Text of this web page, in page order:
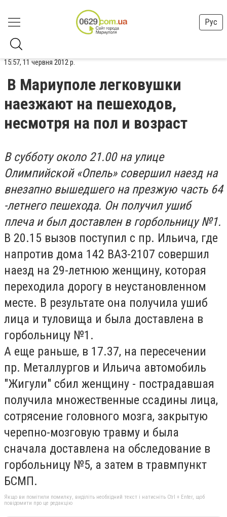
Рус
15:57, 11 червня 2012 р.
В Мариуполе легковушки
наезжают на пешеходов,
несмотря на пол и возраст
В субботу около 21.00 на улице
Олимпийской «Опель» совершил наезд на
внезапно вышедшего на презжую часть 64
-летнего пешехода. Он получил ушиб
плеча и был доставлен в горбольницу №1.
В 20.15 вызов поступил с пр. Ильича, где
напротив дома 142 ВАЗ-2107 совершил
наезд на 29-летнюю женщину, которая
переходила дорогу в неустановленном
месте. В результате она получила ушиб
лица и туловища и была доставлена в
горбольницу №1.
А еще раньше, в 17.37, на пересечении
пр. Металлургов и Ильича автомобиль
"Жигули" сбил женщину - пострадавшая
получила множественные ссадины лица,
сотрясение головного мозга, закрытую
черепно-мозговую травму и была
сначала доставлена на обследование в
горбольницу №5, а затем в травмпункт
БСМП.
Якщо ви помітили помилку, виділіть необхідний текст і натисніть Ctrl + Enter, щоб
повідомити про це редакцію